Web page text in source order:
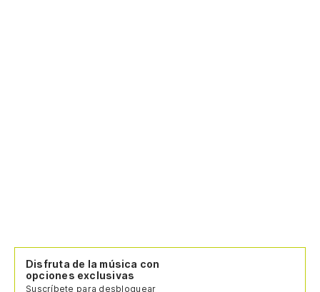
Disfruta de la música con
opciones exclusivas
Suscríbete para desbloquear